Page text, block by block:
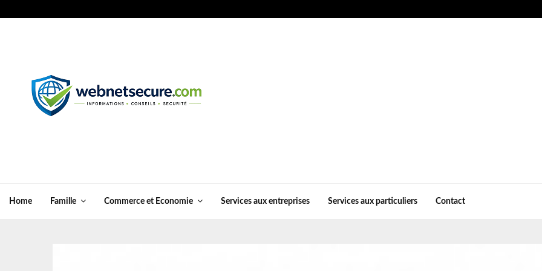
Home Famille Commerce et Economie Services aux entreprises Services aux particuliers Contact